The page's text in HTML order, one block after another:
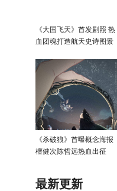
《大国飞天》首发剧照 热
血团魂打造航天史诗图景
《杀破狼》首曝概念海报
檀健次陈哲远热血出征
最新更新